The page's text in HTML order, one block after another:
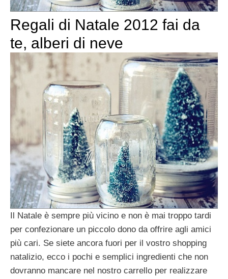
Regali di Natale 2012 fai da
te, alberi di neve
Il Natale è sempre più vicino e non è mai troppo tardi
per confezionare un piccolo dono da offrire agli amici
più cari. Se siete ancora fuori per il vostro shopping
natalizio, ecco i pochi e semplici ingredienti che non
dovranno mancare nel nostro carrello per realizzare